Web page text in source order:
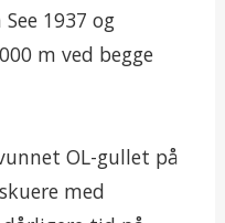
1937 og
m ved begge
OL-gullet på
med